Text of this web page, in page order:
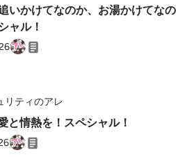
いかけてなのか、お湯かけてなの
ャル！
リティのアレ
と情熱を！スペシャル！